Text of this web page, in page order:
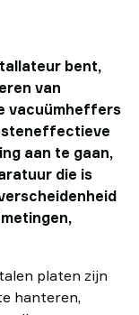
bent,
van
vacuümheffers
aan te gaan,
die is
platen zijn
hanteren,